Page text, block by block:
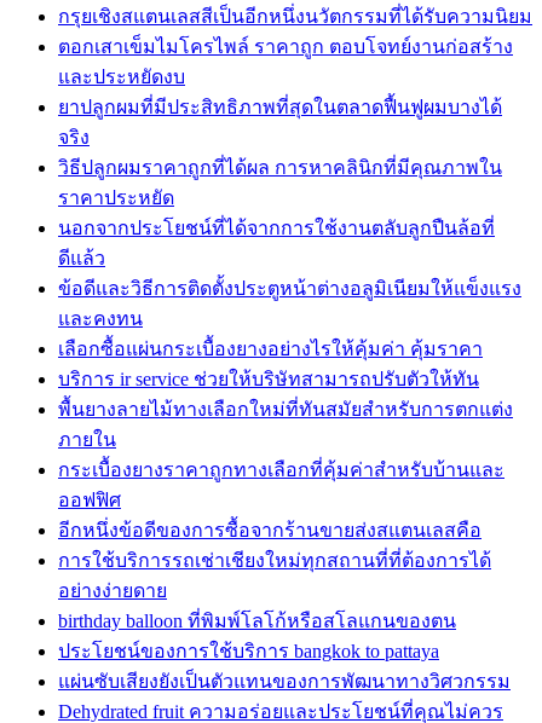
กรุยเชิงสแตนเลสสีเป็นอีกหนึ่งนวัตกรรมที่ได้รับความนิยม
ตอกเสาเข็มไมโครไพล์ ราคาถูก ตอบโจทย์งานก่อสร้าง
และประหยัดงบ
ยาปลูกผมที่มีประสิทธิภาพที่สุดในตลาดฟื้นฟูผมบางได้
จริง
วิธีปลูกผมราคาถูกที่ได้ผล การหาคลินิกที่มีคุณภาพใน
ราคาประหยัด
นอกจากประโยชน์ที่ได้จากการใช้งานตลับลูกปืนล้อที่
ดีแล้ว
ข้อดีและวิธีการติดตั้งประตูหน้าต่างอลูมิเนียมให้แข็งแรง
และคงทน
เลือกซื้อแผ่นกระเบื้องยางอย่างไรให้คุ้มค่า คุ้มราคา
บริการ ir service ช่วยให้บริษัทสามารถปรับตัวให้ทัน
พื้นยางลายไม้ทางเลือกใหม่ที่ทันสมัยสำหรับการตกแต่ง
ภายใน
กระเบื้องยางราคาถูกทางเลือกที่คุ้มค่าสำหรับบ้านและ
ออฟฟิศ
อีกหนึ่งข้อดีของการซื้อจากร้านขายส่งสแตนเลสคือ
การใช้บริการรถเช่าเชียงใหม่ทุกสถานที่ที่ต้องการได้
อย่างง่ายดาย
birthday balloon ที่พิมพ์โลโก้หรือสโลแกนของตน
ประโยชน์ของการใช้บริการ bangkok to pattaya
แผ่นซับเสียงยังเป็นตัวแทนของการพัฒนาทางวิศวกรรม
Dehydrated fruit ความอร่อยและประโยชน์ที่คุณไม่ควร